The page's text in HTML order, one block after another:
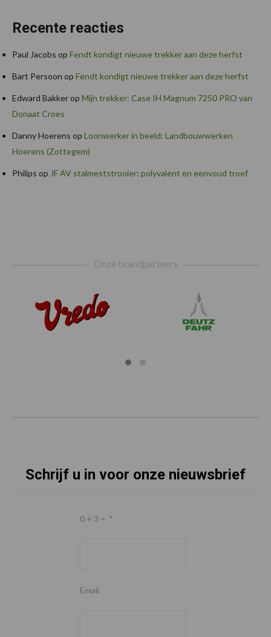
Recente reacties
Paul Jacobs op Fendt kondigt nieuwe trekker aan deze herfst
Bart Persoon op Fendt kondigt nieuwe trekker aan deze herfst
Edward Bakkerop Mijn trekker: Case IH Magnum 7250 PRO van
Donaat Croes
Danny Hoerens op Loonwerker in beeld: Landbouwwerken
Hoerens (Zottegem)
Philips op JF AV stalmeststrooier: polyvalent en eenvoud troef
Onze brandpartners
Schrijf u in voor onze nieuwsbrief
0 + 3 = *
Email